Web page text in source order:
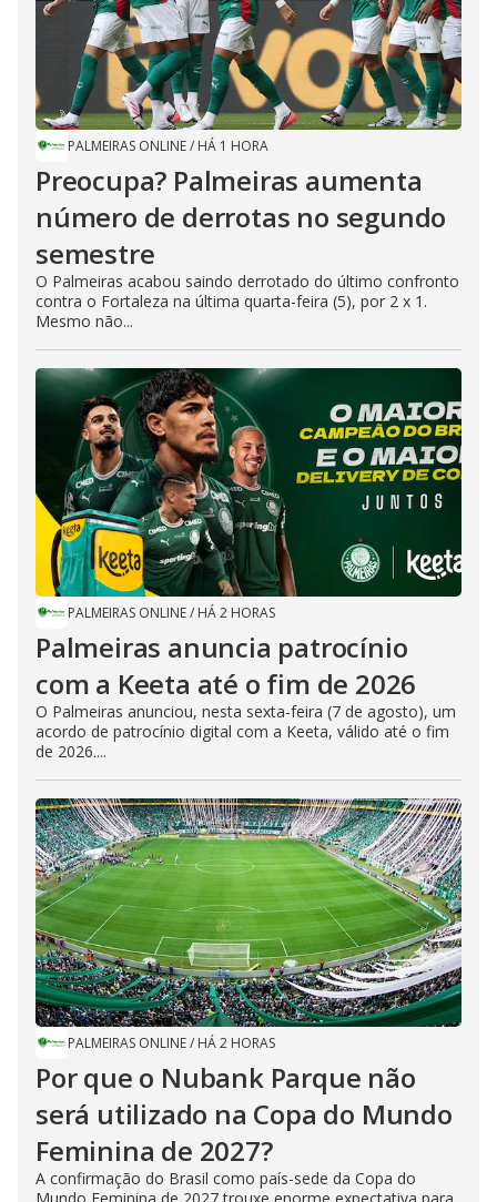
PALMEIRAS ONLINE/ HÁ 1 HORA
Preocupa? Palmeiras aumenta
número de derrotas no segundo
semestre
O Palmeiras acabou saindo derrotado do último confronto
contra o Fortaleza na última quarta-feira (5), por 2 x 1.
Mesmo não...
PALMEIRAS ONLINE/ HÁ 2 HORAS
Palmeiras anuncia patrocínio
com a Keeta até o fim de 2026
O Palmeiras anunciou, nesta sexta-feira (7 de agosto), um
acordo de patrocínio digital com a Keeta, válido até o fim
de 2026....
PALMEIRAS ONLINE/ HÁ 2 HORAS
Por que o Nubank Parque não
será utilizado na Copa do Mundo
Feminina de 2027?
A confirmação do Brasil como país-sede da Copa do